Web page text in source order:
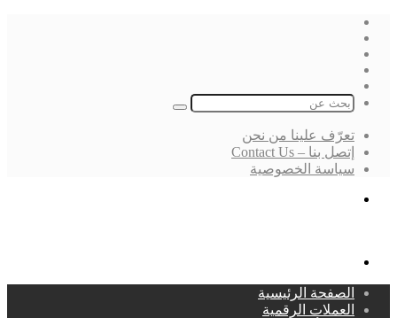
بحث
تعرّف علينا من نحن
إتصل بنا – Contact Us
سياسة الخصوصية
الصفحة الرئيسية
العملات الرقمية